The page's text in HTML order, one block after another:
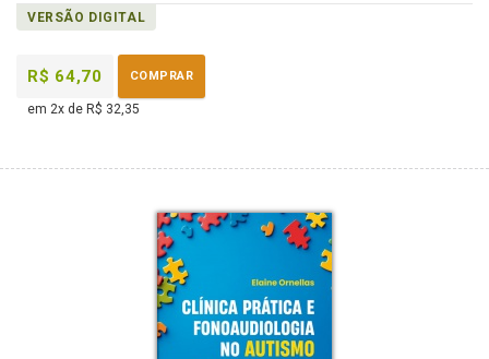
VERSÃO DIGITAL
R$ 64,70 COMPRAR
em 2x de R$ 32,35